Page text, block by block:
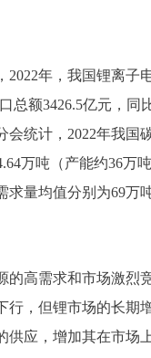
年，我国锂离子
总额3426.5亿元，同
统计，2022年我国
万吨（产能约36万
求量均值分别为69万
的高需求和市场激烈
行，但锂市场的长期
供应，增加其在市场